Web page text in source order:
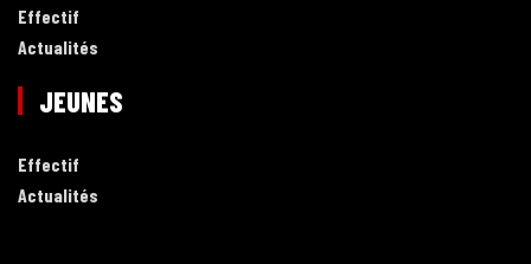
Effectif
Actualités
JEUNES
Effectif
Actualités